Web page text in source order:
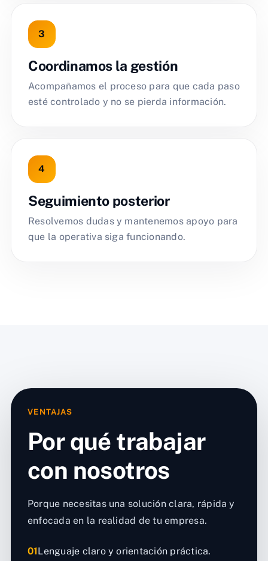
Coordinamos la gestión
Acompañamos el proceso para que cada paso
esté controlado y no se pierda información.
Seguimiento posterior
Resolvemos dudas y mantenemos apoyo para
que la operativa siga funcionando.
VENTAJAS
Por qué trabajar
con nosotros
Porque necesitas una solución clara, rápida y
enfocada en la realidad de tu empresa.
01Lenguaje claro y orientación práctica.